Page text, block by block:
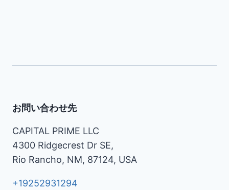
お問い合わせ先
CAPITAL PRIME LLC
4300 Ridgecrest Dr SE,
Rio Rancho, NM, 87124, USA
+19252931294